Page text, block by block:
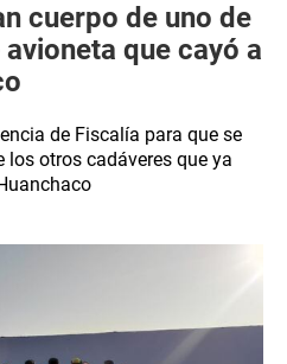
cuerpo de uno de
que cayó a
de Fiscalía para que se
los otros cadáveres que ya